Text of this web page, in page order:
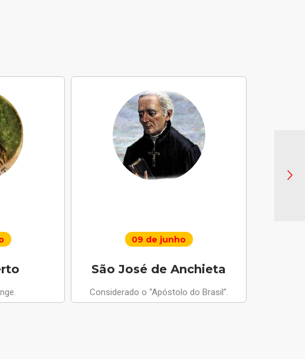
09 de junho
São José de Anchieta
Considerado o “Apóstolo do Brasil”.